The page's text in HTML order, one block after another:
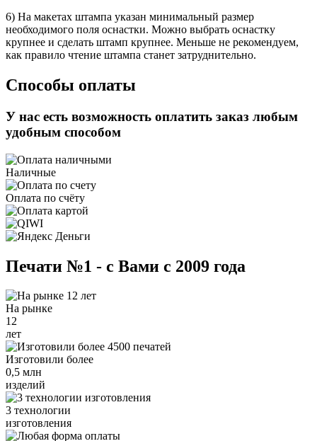
6) На макетах штампа указан минимальный размер
необходимого поля оснастки. Можно выбрать оснастку
крупнее и сделать штамп крупнее. Меньше не рекомендуем,
как правило чтение штампа станет затруднительно.
Способы оплаты
У нас есть возможность оплатить заказ любым
удобным способом
Наличные
Оплата по счёту
Печати №1 - с Вами с 2009 года
На рынке
12
лет
Изготовили более
0,5 млн
изделий
3 технологии
изготовления